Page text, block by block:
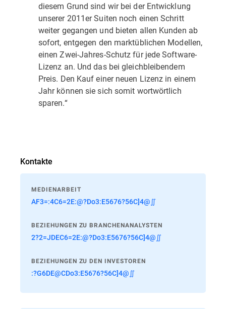
diesem Grund sind wir bei der Entwicklung
unserer 2011er Suiten noch einen Schritt
weiter gegangen und bieten allen Kunden ab
sofort, entgegen den marktüblichen Modellen,
einen Zwei-Jahres-Schutz für jede Software-
Lizenz an. Und das bei gleichbleibendem
Preis. Den Kauf einer neuen Lizenz in einem
Jahr können sie sich somit wortwörtlich
sparen.“
Kontakte
MEDIENARBEIT
AF3=:4C6=2E:@?Do3:E5676?56C]4@∬
BEZIEHUNGEN ZU BRANCHENANALYSTEN
2?2=JDEC6=2E:@?Do3:E5676?56C]4@∬
BEZIEHUNGEN ZU DEN INVESTOREN
:?G6DE@CDo3:E5676?56C]4@∬